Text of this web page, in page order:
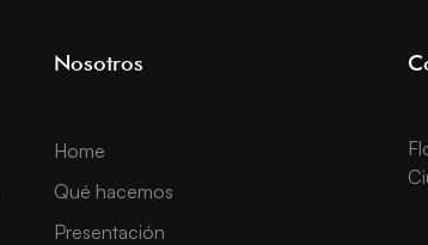
Nosotros
Home
Qué hacemos
Presentación